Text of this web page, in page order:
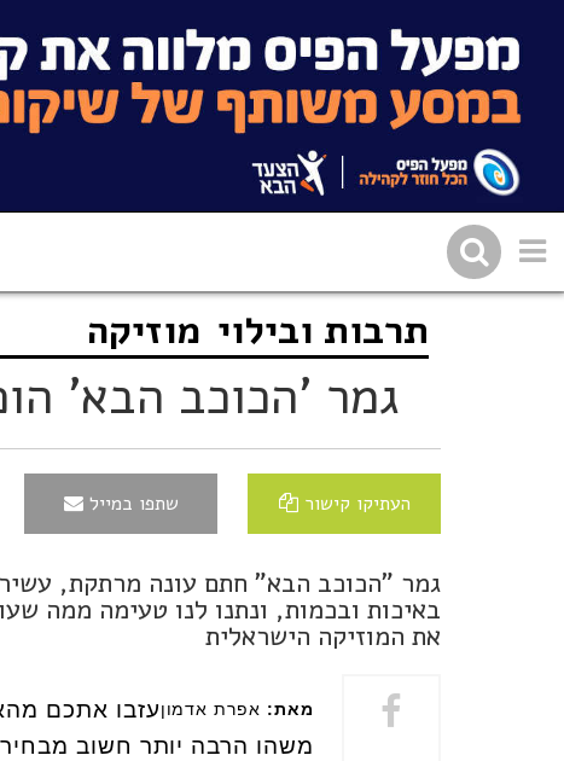
שתפו בפייסבוק העתיקו תרבות ובילוי מוזיקה
גמר 'הכוכב הבא'
העתיקו קישור שתפו במייל
גמר "הכוכב הבא" חתם עונה מרתקת,
באיכות ובכמות, ונתנו לנו טעימה ממה
את המוזיקה הישראלית
מאת: אפרת אדמון עזבו אתכם
משהו הרבה יותר חשוב